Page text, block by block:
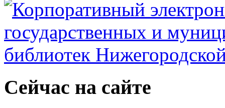
Сейчас на сайте